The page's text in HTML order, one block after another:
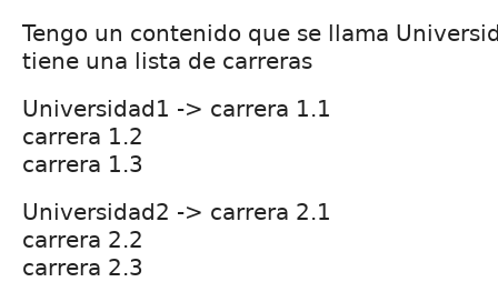
Tengo un contenido que se llama
tiene una lista de carreras
Universidad1 -> carrera 1.1
carrera 1.2
carrera 1.3
Universidad2 -> carrera 2.1
carrera 2.2
carrera 2.3